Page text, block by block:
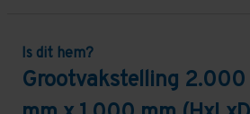
Is dit hem?
Grootvakstelling 2.000